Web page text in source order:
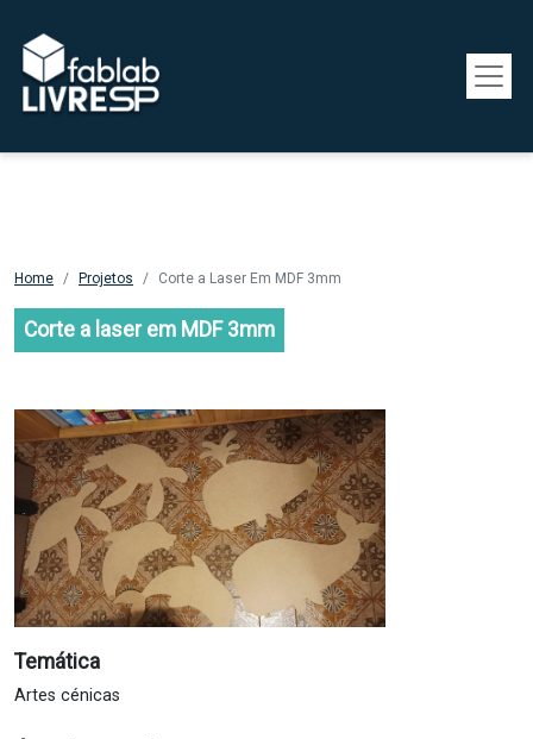
Home Projetos Corte a Laser Em MDF 3mm
Corte a laser em MDF 3mm
Temática
Artes cénicas